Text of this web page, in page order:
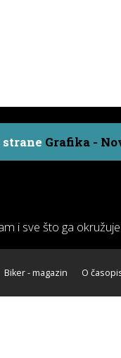
Grafika -
i sve što ga okružuje
Biker - magazin O